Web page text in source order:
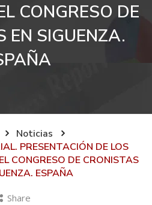
CONGRESO DE
EN SIGUENZA.
Noticias
PRESENTACIÓN DE LOS
CONGRESO DE CRONISTAS
ESPAÑA
Share